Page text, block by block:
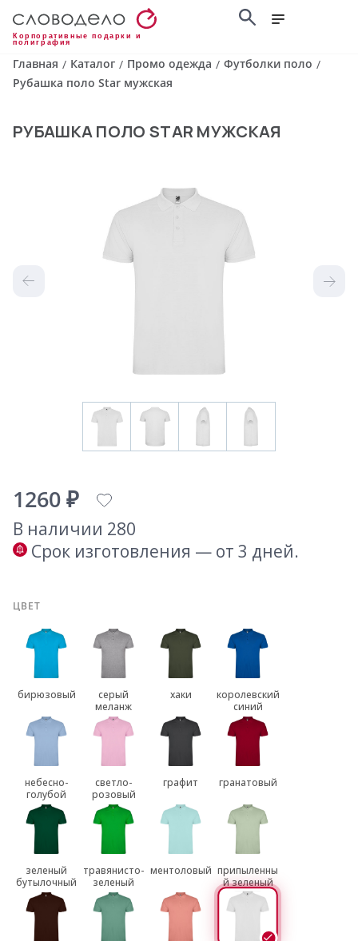
Корпоративные подарки и
полиграфия
Главная / Каталог / Промо одежда / Футболки поло /
Рубашка поло Star мужская
РУБАШКА ПОЛО STAR МУЖСКАЯ
1260 ₽
В наличии 280
Срок изготовления — от 3 дней.
ЦВЕТ
бирюзовый
серый
меланж
хаки
королевский
синий
небесно-
голубой
светло-
розовый
графит гранатовый
зеленый
бутылочный
травянисто-
зеленый
ментоловый припыленны
й зеленый